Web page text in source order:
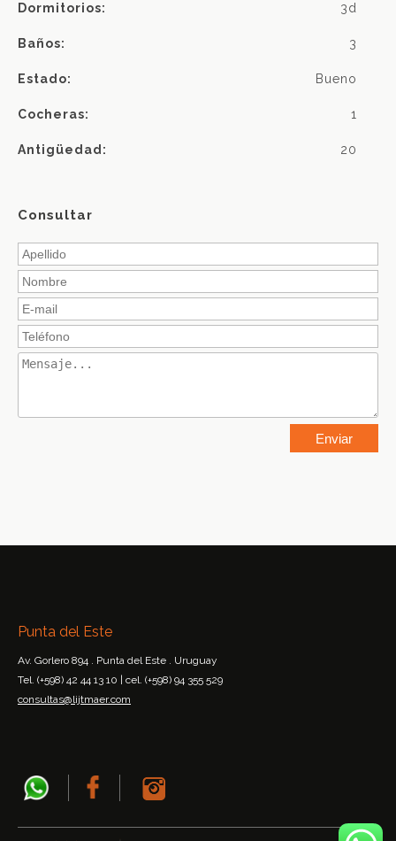
Dormitorios: 3d
Baños: 3
Estado: Bueno
Cocheras: 1
Antigüedad: 20
Consultar
Punta del Este
Av. Gorlero 894 . Punta del Este . Uruguay
Tel. (+598) 42 44 13 10 | cel. (+598) 94 355 529
consultas@lijtmaer.com